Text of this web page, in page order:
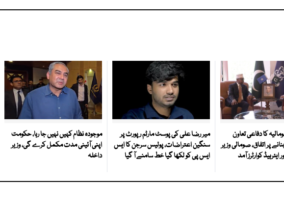
کا دفاعی تعاون
پر اتفاق، صومالی وزیر
کوارٹرز آمد
میر رضا علی کی پوسٹ مارٹم رپورٹ پر
سنگین اعتراضات، پولیس سرجن کا ایس
ایس پی کو لکھا گیا خط سامنے آ گیا
موجودہ نظام کہیں نہیں جا رہا، حکومت
اپنی آئینی مدت مکمل کرے گی، وزیر
داخلہ